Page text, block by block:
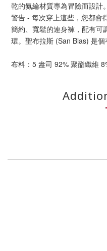
乾的氨綸材質專為冒險而設計。
警告 - 每次穿上這些，您都會
簡約、寬鬆的連身褲，配有可
環。聖布拉斯 (San Blas) 是
布料：5 盎司 92% 聚酯纖維